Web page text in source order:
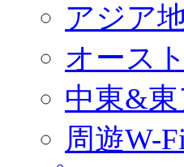
アジア
オース
中東&
周遊W-